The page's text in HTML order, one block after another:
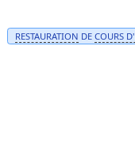
RESTAURATION DE COURS D'